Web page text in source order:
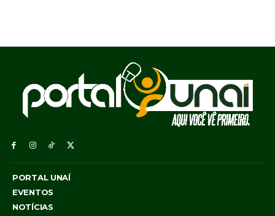
PORTAL UNAÍ
EVENTOS
NOTÍCIAS